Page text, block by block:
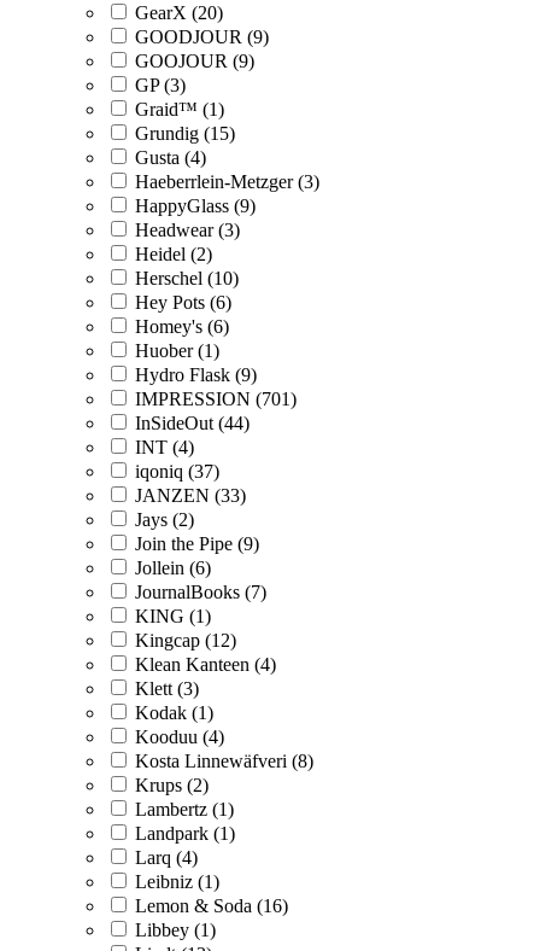
GearX (20)
GOODJOUR (9)
GOOJOUR (9)
GP (3)
Graid™ (1)
Grundig (15)
Gusta (4)
Haeberrlein-Metzger (3)
HappyGlass (9)
Headwear (3)
Heidel (2)
Herschel (10)
Hey Pots (6)
Homey's (6)
Huober (1)
Hydro Flask (9)
IMPRESSION (701)
InSideOut (44)
INT (4)
iqoniq (37)
JANZEN (33)
Jays (2)
Join the Pipe (9)
Jollein (6)
JournalBooks (7)
KING (1)
Kingcap (12)
Klean Kanteen (4)
Klett (3)
Kodak (1)
Kooduu (4)
Kosta Linnewäfveri (8)
Krups (2)
Lambertz (1)
Landpark (1)
Larq (4)
Leibniz (1)
Lemon & Soda (16)
Libbey (1)